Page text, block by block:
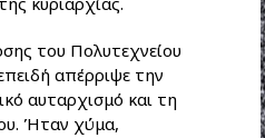
του Πολυτεχνείου
απέρριψε την
αυταρχισμό και τη
Ήταν χύμα,